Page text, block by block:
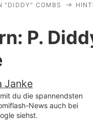
Stars
Filme &
Familie &
"DIDDY" COMBS
P.
Janke
du die spannendsten
News auch bei
siehst.